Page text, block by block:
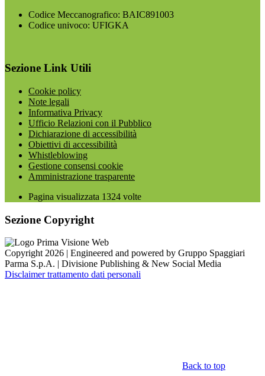
Codice Meccanografico: BAIC891003
Codice univoco: UFIGKA
Sezione Link Utili
Cookie policy
Note legali
Informativa Privacy
Ufficio Relazioni con il Pubblico
Dichiarazione di accessibilità
Obiettivi di accessibilità
Whistleblowing
Gestione consensi cookie
Amministrazione trasparente
Pagina visualizzata 1324 volte
Sezione Copyright
Copyright 2026 | Engineered and powered by Gruppo Spaggiari
Parma S.p.A. | Divisione Publishing & New Social Media
Disclaimer trattamento dati personali
Back to top